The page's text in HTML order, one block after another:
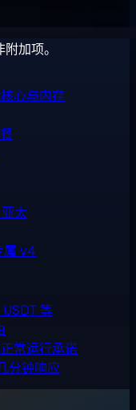
加项。
心与内存
太
属 v4
等
常运行承诺
分钟响应